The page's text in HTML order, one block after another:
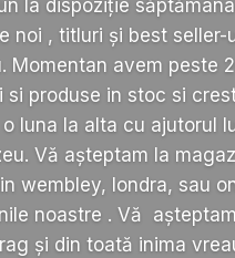
la dispoziție săptămânal
noi , titluri și best seller-
Momentan avem peste
si produse in stoc si
o luna la alta cu ajutorul
Vă așteptam la
wembley, londra, sau
noastre . Vă
și din toată inima